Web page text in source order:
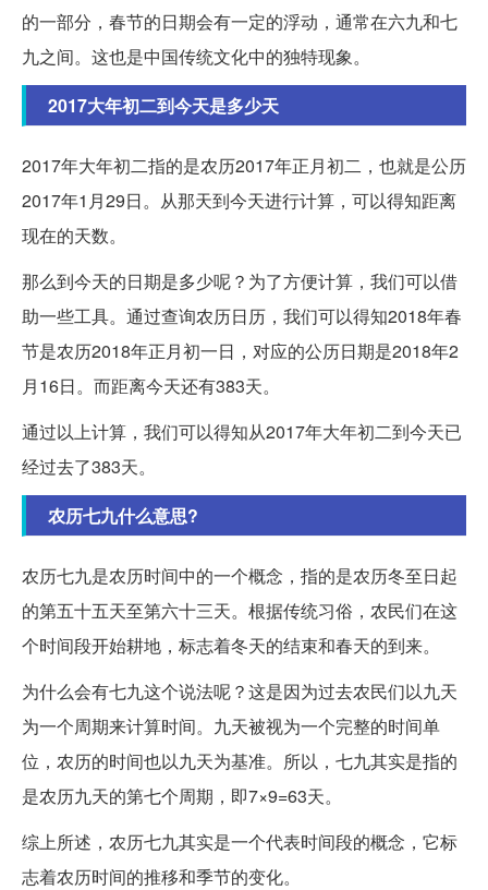
的一部分，春节的日期会有一定的浮动，通常在六九和七
九之间。这也是中国传统文化中的独特现象。
2017大年初二到今天是多少天
2017年大年初二指的是农历2017年正月初二，也就是公历
2017年1月29日。从那天到今天进行计算，可以得知距离
现在的天数。
那么到今天的日期是多少呢？为了方便计算，我们可以借
助一些工具。通过查询农历日历，我们可以得知2018年春
节是农历2018年正月初一日，对应的公历日期是2018年2
月16日。而距离今天还有383天。
通过以上计算，我们可以得知从2017年大年初二到今天已
经过去了383天。
农历七九什么意思?
农历七九是农历时间中的一个概念，指的是农历冬至日起
的第五十五天至第六十三天。根据传统习俗，农民们在这
个时间段开始耕地，标志着冬天的结束和春天的到来。
为什么会有七九这个说法呢？这是因为过去农民们以九天
为一个周期来计算时间。九天被视为一个完整的时间单
位，农历的时间也以九天为基准。所以，七九其实是指的
是农历九天的第七个周期，即7×9=63天。
综上所述，农历七九其实是一个代表时间段的概念，它标
志着农历时间的推移和季节的变化。